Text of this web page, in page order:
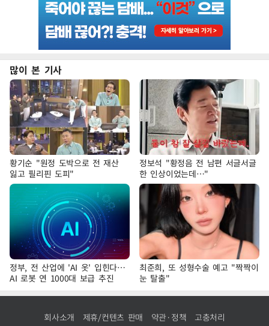
많이 본 기사
황기순 "원정 도박으로 전 재산
잃고 필리핀 도피"
정보석 "황정음 전 남편 서글서글
한 인상이었는데…"
정부, 전 산업에 'AI 옷' 입힌다…
AI 로봇 연 1000대 보급 추진
최준희, 또 성형수술 예고 "짝짝이
눈 탈출"
회사소개 제휴/컨텐츠 판매 약관·정책 고충처리